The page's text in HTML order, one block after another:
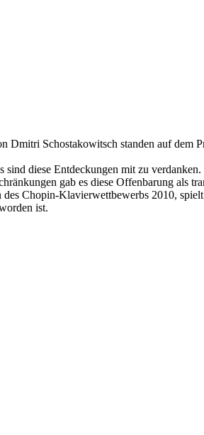
Schostakowitsch standen auf dem
diese Entdeckungen mit zu
gab es diese Offenbarung als
Chopin-Klavierwettbewerbs 2010,
ist.